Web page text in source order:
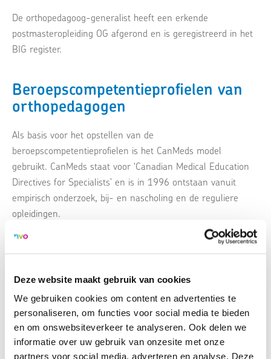
Deze website maakt gebruik van cookies
We gebruiken cookies om content en advertenties te
personaliseren, om functies voor social media te bieden
en om onswebsiteverkeer te analyseren. Ook delen we
informatie over uw gebruik van onzesite met onze
partners voor social media, adverteren en analyse. Deze
De orthopedagoog-generalist heeft een erkende
postmasteropleiding OG afgerond en is geregistreerd in het
BIG register.
Beroepscompetentieprofielen van
orthopedagogen
Als basis voor het opstellen van de
beroepscompetentieprofielen is het CanMeds model
gebruikt. CanMeds staat voor ‘Canadian Medical Education
Directives for Specialists’ en is in 1996 ontstaan vanuit
empirisch onderzoek, bij- en nascholing en de reguliere
opleidingen.
Hoewel het CanMeds model oorspronkelijk is ontwikkeld
kader.